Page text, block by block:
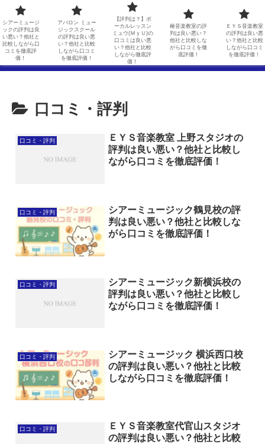
アバロン ミュージックスクールの評判は良い悪い？他社と比較しながら口コミを徹底評価！
【評判は？】ボーカルレッスンミュウ(ＭｙＵ)の口コミは良い悪い？他社と比較しながら徹底評価！ 椿音楽教室の評判は良い悪い？他社と比較しながら口コミを徹底評価！
ＥＹＳ音楽教室の評判は良い悪い？他社と比較しながら口コミを徹底評価！
口コミ・評判
口コミ・評判
ＥＹＳ音楽教室 上野スタジオの
評判は良い悪い？他社と比較し
ながら口コミを徹底評価！
口コミ・評判
シアーミュージック鶴見校の評
判は良い悪い？他社と比較しな
がら口コミを徹底評価！
口コミ・評判
シアーミュージック新横浜校の
評判は良い悪い？他社と比較し
ながら口コミを徹底評価！
口コミ・評判
シアーミュージック 横浜西口校
の評判は良い悪い？他社と比較
しながら口コミを徹底評価！
口コミ・評判
ＥＹＳ音楽教室代官山スタジオ
の評判は良い悪い？他社と比較
シアーミュージ
ックの評判は良
い悪い？他社と
比較しながら口
コミを徹底評
価！
アバロン ミュー
ジックスクール
の評判は良い悪
い？他社と比較
しながら口コミ
を徹底評価！
【評判は？】ボ
ーカルレッスン
ミュウ(ＭｙＵ)の
口コミは良い悪
い？他社と比較
しながら徹底評
価！
椿音楽教室の評
判は良い悪い？
他社と比較しな
がら口コミを徹
底評価！
ＥＹＳ音楽教室
の評判は良い悪
い？他社と比較
しながら口コミ
を徹底評価！